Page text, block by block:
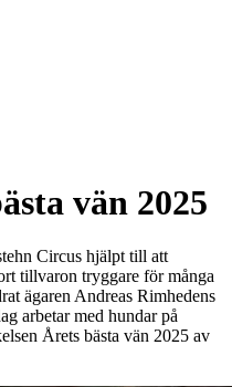
vän 2025
Circus hjälpt till att
tillvaron tryggare för många
ägaren Andreas Rimhedens
arbetar med hundar på
Årets bästa vän 2025 av